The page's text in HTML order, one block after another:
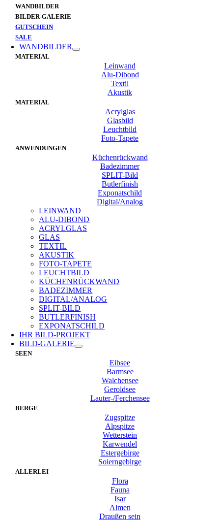
WANDBILDER
BILDER-GALERIE
GUTSCHEIN
SALE
WANDBILDER
MATERIAL
Leinwand
Alu-Dibond
Textil
Akustik
MATERIAL
Acrylglas
Glasbild
Leuchtbild
Foto-Tapete
ANWENDUNGEN
Küchenrückwand
Badezimmer
SPLIT-Bild
Butlerfinish
Exponatschild
Digital/Analog
LEINWAND
ALU-DIBOND
ACRYLGLAS
GLAS
TEXTIL
AKUSTIK
FOTO-TAPETE
LEUCHTBILD
KÜCHENRÜCKWAND
BADEZIMMER
DIGITAL/ANALOG
SPLIT-BILD
BUTLERFINISH
EXPONATSCHILD
IHR BILD-PROJEKT
BILD-GALERIE
SEEN
Eibsee
Barmsee
Walchensee
Geroldsee
Lauter-/Ferchensee
BERGE
Zugspitze
Alpspitze
Wetterstein
Karwendel
Estergebirge
Soierngebirge
ALLERLEI
Flora
Fauna
Isar
Almen
Draußen sein